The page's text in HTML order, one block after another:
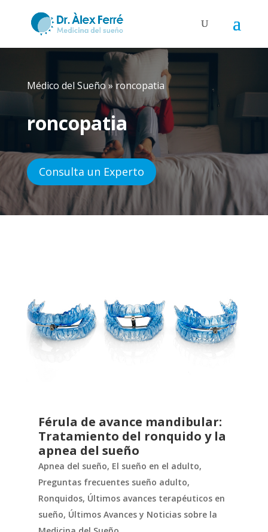
Médico del Sueño» roncopatia
roncopatia
Consulta un Experto
Férula de avance mandibular:
Tratamiento del ronquido y la
apnea del sueño
Apnea del sueño, El sueño en el adulto,
Preguntas frecuentes sueño adulto,
Ronquidos, Últimos avances terapéuticos en
sueño, Últimos Avances y Noticias sobre la